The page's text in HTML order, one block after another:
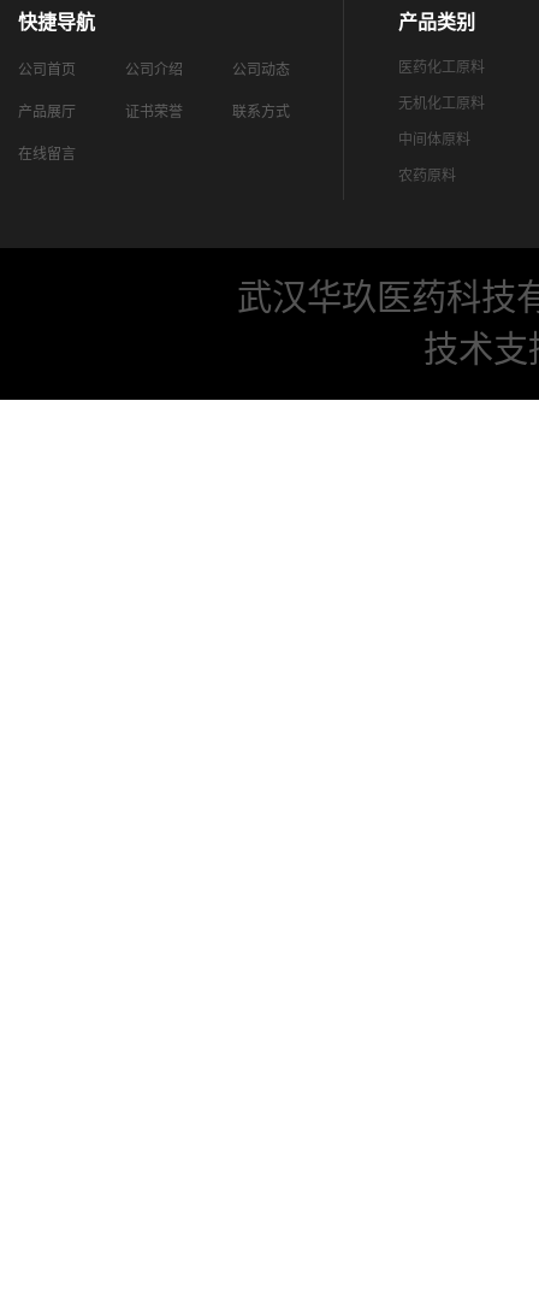
快捷导航
公司首页 公司介绍 公司动态
产品展厅 证书荣誉 联系方式
在线留言
产品类别
医药化工原料
无机化工原料
中间体原料
农药原料
武汉华玖医药科技
技术